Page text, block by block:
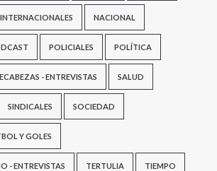
INTERNACIONALES NACIONAL
POLICIALES POLÍTICA
- ENTREVISTAS SALUD
SINDICALES SOCIEDAD
Y GOLES
- ENTREVISTAS TERTULIA TIEMPO